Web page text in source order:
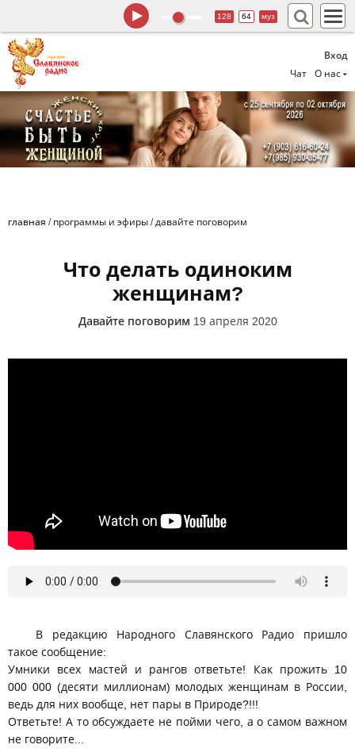
Вход
Чат
О нас
128 64 муз
главная / программы и эфиры / давайте поговорим
Что делать одиноким
женщинам?
Давайте поговорим 19 апреля 2020
В редакцию Народного Славянского Радио пришло
такое сообщение:
Умники всех мастей и рангов ответьте! Как прожить 10
000 000 (десяти миллионам) молодых женщинам в России,
ведь для них вообще, нет пары в Природе?!!!
Ответьте! А то обсуждаете не пойми чего, а о самом важном
не говорите...